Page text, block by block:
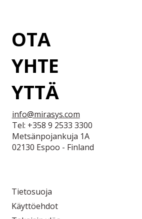
OTA
YHTE
YTTÄ
info@mirasys.com
Tel: +358 9 2533 3300
Metsänpojankuja 1A
02130 Espoo - Finland
Tietosuoja
Käyttöehdot